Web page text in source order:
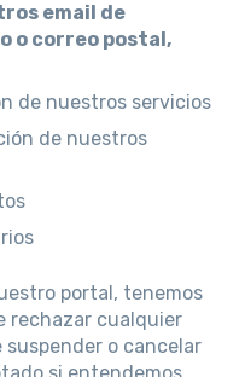
email de
o correo postal,
de nuestros servicios
de nuestros
portal, tenemos
rechazar cualquier
o cancelar